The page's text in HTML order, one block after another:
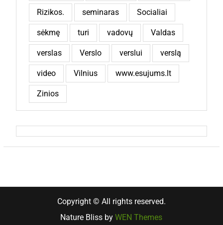
Rizikos. seminaras Socialiai
sėkmę turi vadovų Valdas
verslas Verslo verslui verslą
video Vilnius www.esujums.lt
Zinios
Copyright © All rights reserved.
Nature Bliss byWEN Themes